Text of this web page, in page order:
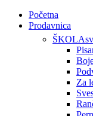
Početna
Prodavnica
ŠKOLA
Za